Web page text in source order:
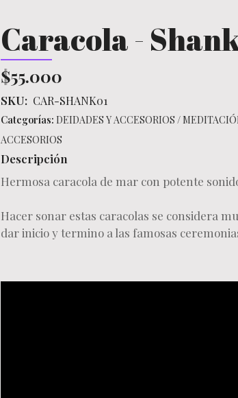
Caracola -
$55.000
SKU: CAR-SHANK01
Categorías: DEIDADES Y ACCESORIOS /
ACCESORIOS
Descripción
Hermosa caracola de mar con potente
Hacer sonar estas caracolas se considera
dar inicio y termino a las famosas